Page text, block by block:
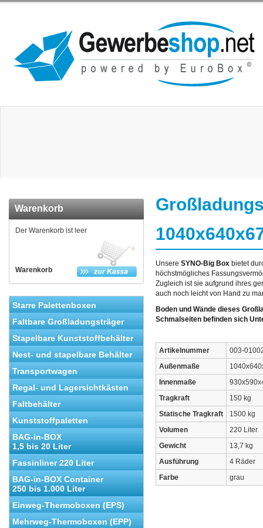
Warenkorb
Warenkorb
Der Warenkorb ist leer
Starre Palettenboxen
Faltbare Großladungsträger
Stapelbare Kunststoffbehälter
Nest- und stapelbare Behälter
Transportwagen
Regal- und Lagersichtkästen
Faltbehälter
Kunststoffpaletten
BAG-in-BOX
1,5 bis 20 Liter
Fassinliner 220 Liter
BAG-in-BOX Container
250 bis 1.000 Liter
Einweg-Thermoboxen (EPS)
Mehrweg-Thermoboxen (EPP)
Unsere SYNO-Big Box bietet
höchstmögliches
Zugleich ist sie aufgrund ihres
auch noch leicht von Hand zu
Boden und Wände dieses
Schmalseiten befinden sich
Artikelnummer
003-
Außenmaße
Innenmaße
Tragkraft
150 kg
Statische Tragkraft
1500 kg
Volumen
220 Liter
Gewicht
13,7 kg
Ausführung
4 Räder
Farbe
grau